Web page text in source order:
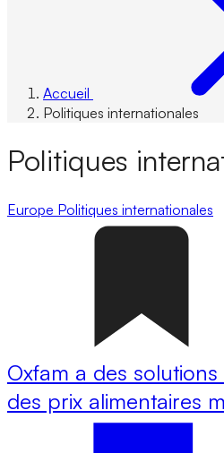
Accueil
Politiques internationales
Politiques
Europe Politiques internationales
Oxfam a des
des prix alimentaires